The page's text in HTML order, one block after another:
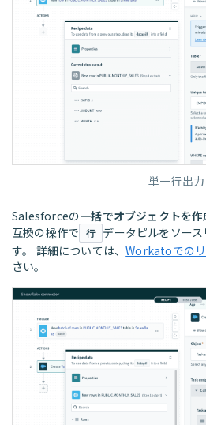
単一行出力
Salesforceの一括でオブジェクトを作
互換の操作で
行 データピルをソー
す。 詳細については、Workatoでの
さい。